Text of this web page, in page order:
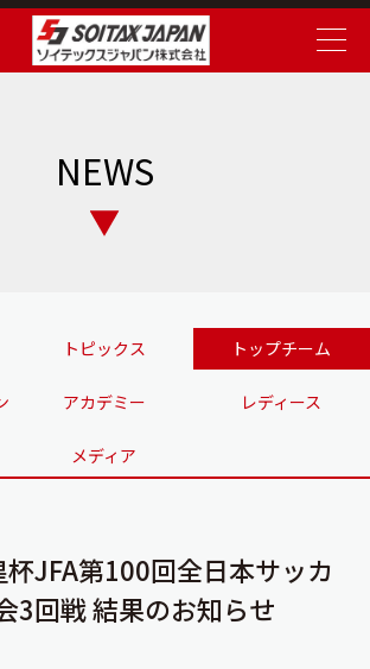
NEWS
トピックス トップチーム
アカデミー レディース
メディア
JFA第100回全日本サッカ
3回戦 結果のお知らせ